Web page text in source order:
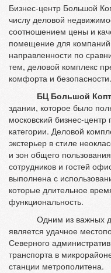
Бизнес-центр Большой
числу деловой
соотношением цены и
помещение для компаний
направленности по
тем, деловой комплекс
комфорта и безопасности.
БЦ Большой
здании, которое было
московский бизнес-
категории. Деловой
экстерьер в стиле
и зон общего
сотрудников и гостей
выполнена с
которые длительное
функциональность.
Одним из важных
является удачное
Северного
транспорта в
станции метрополитена.